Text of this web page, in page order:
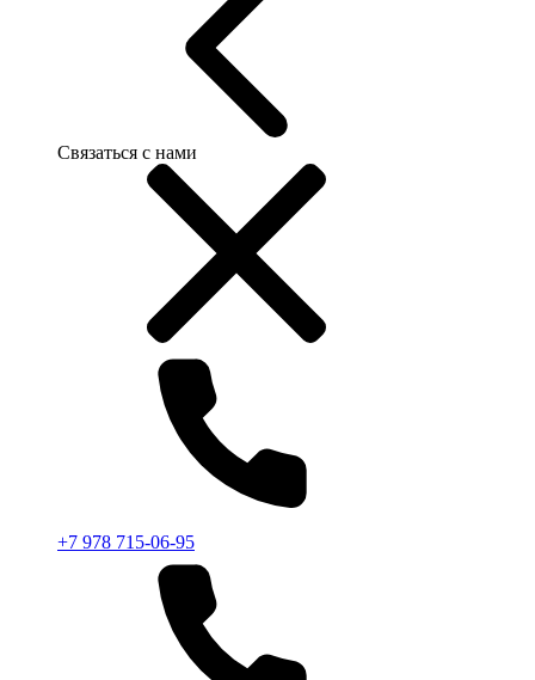
Связаться с нами
+7 978 715-06-95